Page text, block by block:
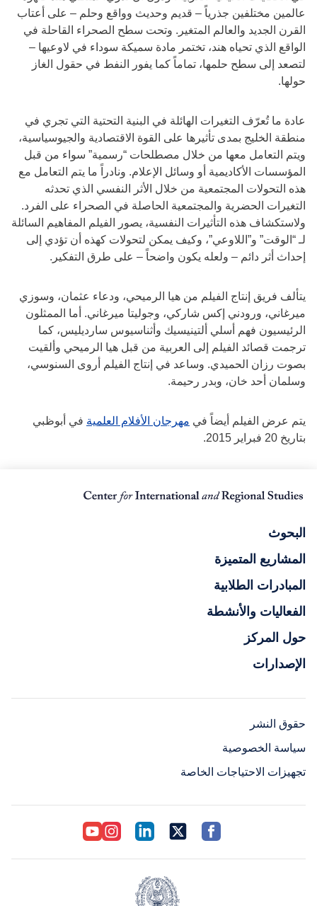
عالمين مختلفين جذرياً – قديم وحديث وواقع وحلم – على أعتاب
القرن الجديد والعالم المتغير. وتحت سطح الصحراء القاحلة في
الواقع الذي تحياه هند، تختمر مادة سميكة سوداء في لاوعيها –
لتصعد إلى سطح حلمها، تماماً كما يفور النفط في حقول الغاز
حولها.
عادة ما تُعرّف التغيرات الهائلة في البنية التحتية التي تجري في
منطقة الخليج بمدى تأثيرها على القوة الاقتصادية والجيوسياسية،
ويتم التعامل معها من خلال مصطلحات “رسمية” سواء من قبل
المؤسسات الأكاديمية أو وسائل الإعلام. ونادراً ما يتم التعامل مع
هذه التحولات المجتمعية من خلال الأثر النفسي الذي تحدثه
التغيرات الحضرية والمجتمعية الحاصلة في الصحراء على الفرد.
ولاستكشاف هذه التأثيرات النفسية، يصور الفيلم المفاهيم السائلة
لـ “الوقت” و”اللاوعي”، وكيف يمكن لتحولات كهذه أن تؤدي إلى
إحداث أثر دائم – ولعله يكون واضحاً – على طرق التفكير.
يتألف فريق إنتاج الفيلم من هيا الرميحي، ودعاء عثمان، وسوزي
ميرغاني، ورودني إكس شاركي، وجوليتا ميرغاني. أما الممثلون
الرئيسيون فهم أسلي ألتينيسيك وأثناسيوس سارديليس، كما
ترجمت قصائد الفيلم إلى العربية من قبل هيا الرميحي وألقيت
بصوت رزان الحميدي. وساعد في إنتاج الفيلم أروى السنوسي،
وسلمان أحد خان، وبدر رحيمة.
يتم عرض الفيلم أيضاً في مهرجان الأفلام العلمية في أبوظبي
بتاريخ 20 فبراير 2015.
البحوث
المشاريع المتميزة
المبادرات الطلابية
الفعاليات والأنشطة
حول المركز
الإصدارات
حقوق النشر
سياسة الخصوصية
تجهيزات الاحتياجات الخاصة